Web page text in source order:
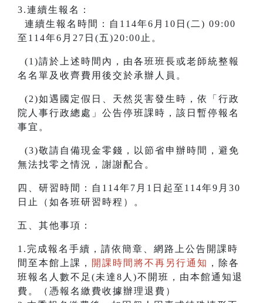
3.連續生報名：
連續生報名時間：自114年6月10日(二) 09:00
至114年6月27日(五)20:00止。
(1)請於上述時間內，由各班班長或老師統整報
名名單及收齊費用後交於承辦人員。
(2)如遇國定假日、天然災害發生時，依「行政
院人事行政總處」公告停班課時，該日暫停報名
事宜。
(3)敬請自備現金零錢，以節省申辦時間，避免
無法找零之情況，謝謝配合。
四、研習時間：自114年7月1日起至114年9月30
日止（如各班研習時程）。
五、其他事項：
1.完成報名手續，請依簡章、網路上公告開課時
間至本館上課，
開課時間將不再另行通知 ，除各
班報名人數不足(未達8人)不開班，由本館通知退
費。（憑報名繳費收據辦理退費）